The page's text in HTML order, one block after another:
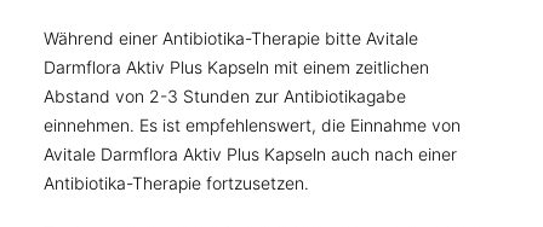
Während einer Antibiotika-Therapie bitte Avitale
Darmflora Aktiv Plus Kapseln mit einem zeitlichen
Abstand von 2-3 Stunden zur Antibiotikagabe
einnehmen. Es ist empfehlenswert, die Einnahme von
Avitale Darmflora Aktiv Plus Kapseln auch nach einer
Antibiotika-Therapie fortzusetzen.